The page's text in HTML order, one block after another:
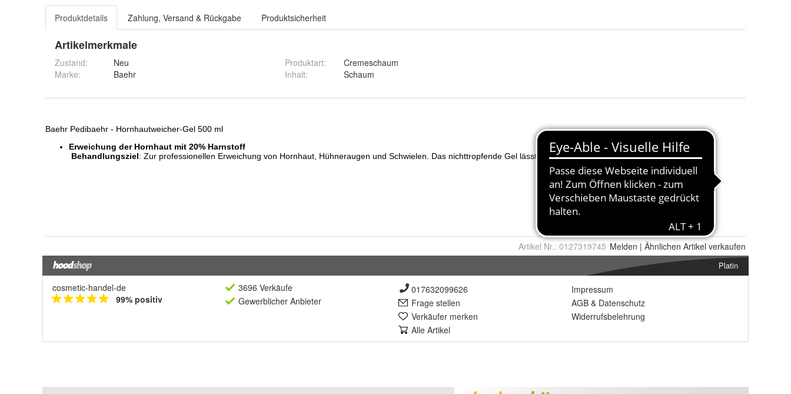
Produktdetails Zahlung, Versand & Rückgabe Produktsicherheit
Artikelmerkmale
Zustand:
Neu
Marke:
Baehr
Produktart:
Cremeschaum
Inhalt: Schaum
Artikel Nr.: 0127319745 Melden | Ähnlichen Artikel verkaufen
Platin
cosmetic-handel-de
99% positiv
3696 Verkäufe
Gewerblicher Anbieter
017632099626
Frage stellen
Verkäufer merken
Alle Artikel
Impressum
AGB & Datenschutz
Widerrufsbelehrung